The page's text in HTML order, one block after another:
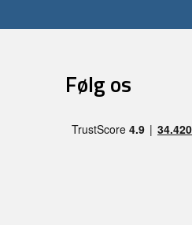
Følg os